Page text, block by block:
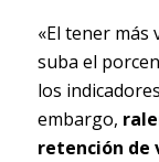
«El tener más
suba el
los
embargo,
retención de